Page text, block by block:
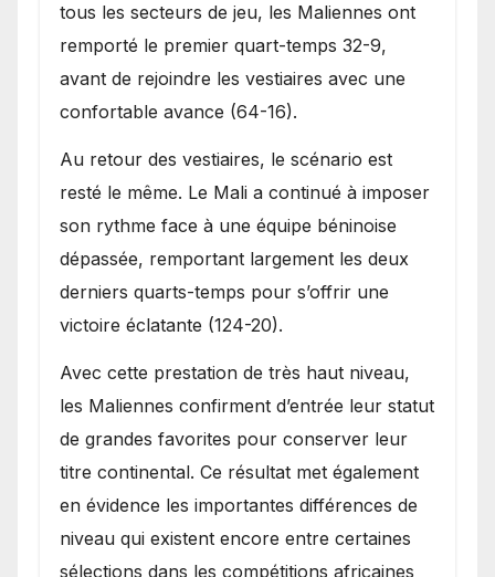
tous les secteurs de jeu, les Maliennes ont
remporté le premier quart-temps 32-9,
avant de rejoindre les vestiaires avec une
confortable avance (64-16).
Au retour des vestiaires, le scénario est
resté le même. Le Mali a continué à imposer
son rythme face à une équipe béninoise
dépassée, remportant largement les deux
derniers quarts-temps pour s’offrir une
victoire éclatante (124-20).
Avec cette prestation de très haut niveau,
les Maliennes confirment d’entrée leur statut
de grandes favorites pour conserver leur
titre continental. Ce résultat met également
en évidence les importantes différences de
niveau qui existent encore entre certaines
sélections dans les compétitions africaines